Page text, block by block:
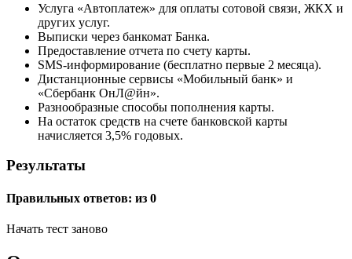
Услуга «Автоплатеж» для оплаты сотовой связи, ЖКХ и
других услуг.
Выписки через банкомат Банка.
Предоставление отчета по счету карты.
SMS-информирование (бесплатно первые 2 месяца).
Дистанционные сервисы «Мобильный банк» и
«Сбербанк ОнЛ@йн».
Разнообразные способы пополнения карты.
На остаток средств на счете банковской карты
начисляется 3,5% годовых.
Результаты
Правильных ответов: из 0
Начать тест заново